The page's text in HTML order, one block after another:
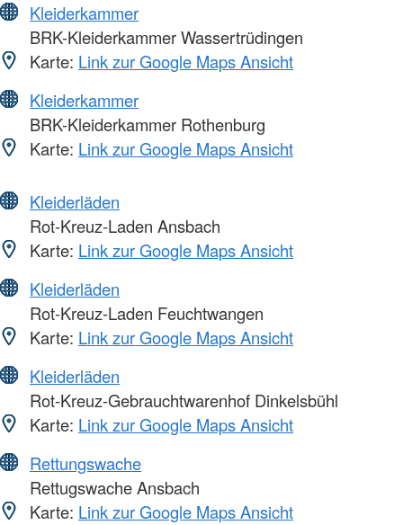
Kleiderkammer
BRK-Kleiderkammer Wassertrüdingen
Karte: Link zur Google Maps Ansicht
Kleiderkammer
BRK-Kleiderkammer Rothenburg
Karte: Link zur Google Maps Ansicht
Kleiderläden
Rot-Kreuz-Laden Ansbach
Karte: Link zur Google Maps Ansicht
Kleiderläden
Rot-Kreuz-Laden Feuchtwangen
Karte: Link zur Google Maps Ansicht
Kleiderläden
Rot-Kreuz-Gebrauchtwarenhof Dinkelsbühl
Karte: Link zur Google Maps Ansicht
Rettungswache
Rettugswache Ansbach
Karte: Link zur Google Maps Ansicht